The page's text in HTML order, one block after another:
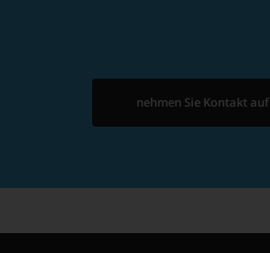
nehmen Sie Kontakt auf